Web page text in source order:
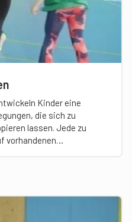
Kinder eine
die sich zu
lassen. Jede zu
vorhandenen